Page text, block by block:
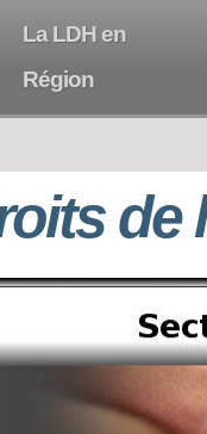
La LDH en
Région
de